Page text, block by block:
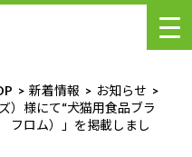
新着情報
お知らせ
）様にて“犬猫用食品ブラ
ロム）」を掲載しまし